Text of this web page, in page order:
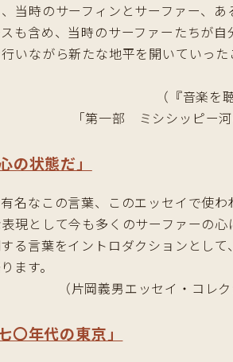
当時のサーフィンとサーファー、
も含め、当時のサーファーたちが
いながら新たな地平を開いていっ
（『音楽
「第一部 ミシシッピー
の状態だ」
名なこの言葉、このエッセイで使
現として今も多くのサーファーの
る言葉をイントロダクションとし
ます。
（片岡義男エッセイ・コレ
〇年代の東京」